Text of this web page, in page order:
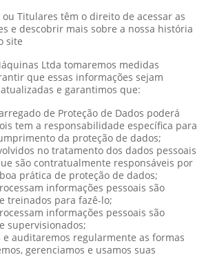
Titulares têm o direito de acessar as
e descobrir mais sobre a nossa história
site
Ltda tomaremos medidas
que essas informações sejam
e garantimos que:
de Proteção de Dados poderá
tem a responsabilidade específica para
da proteção de dados;
no tratamento dos dados pessoais
são contratualmente responsáveis por
prática de proteção de dados;
informações pessoais são
treinados para fazê-lo;
informações pessoais são
supervisionados;
e auditaremos regularmente as formas
gerenciamos e usamos suas